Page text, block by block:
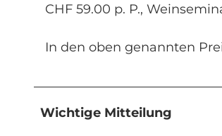
CHF 59.00 p. P.,
In den oben genannten
Wichtige Mitteilung